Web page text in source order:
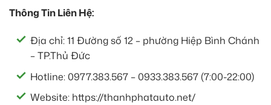
Thông Tin Liên Hệ:
Địa chỉ: 11 Đường số 12 – phường Hiệp Bình Chánh
– TP.Thủ Đức
Hotline: 0977.383.567 – 0933.383.567 (7:00-22:00)
Website: https://thanhphatauto.net/